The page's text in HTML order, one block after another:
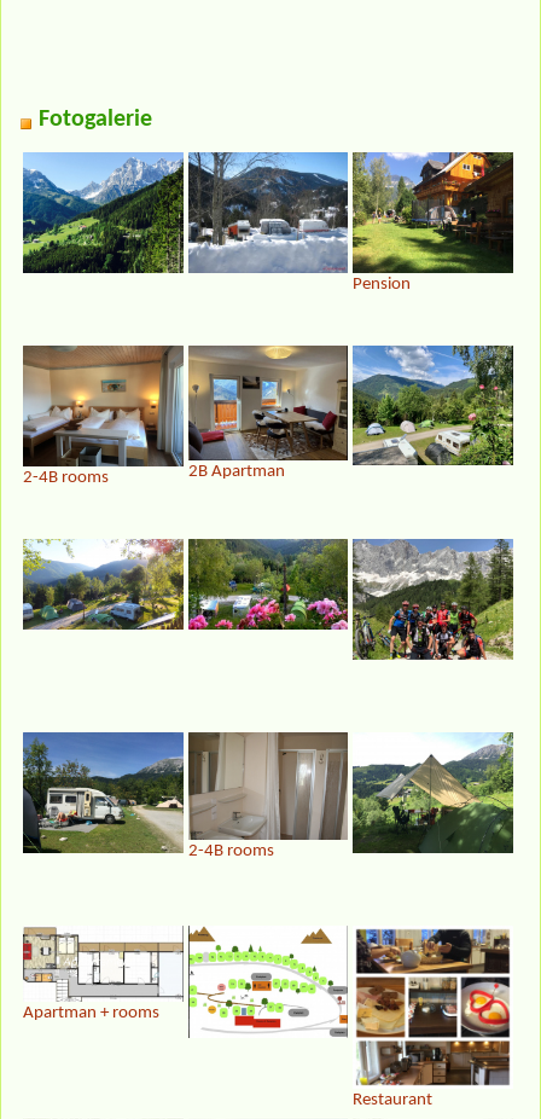
Fotogalerie
Pension
2-4B rooms 2B Apartman
2-4B rooms
Apartman + rooms
Restaurant